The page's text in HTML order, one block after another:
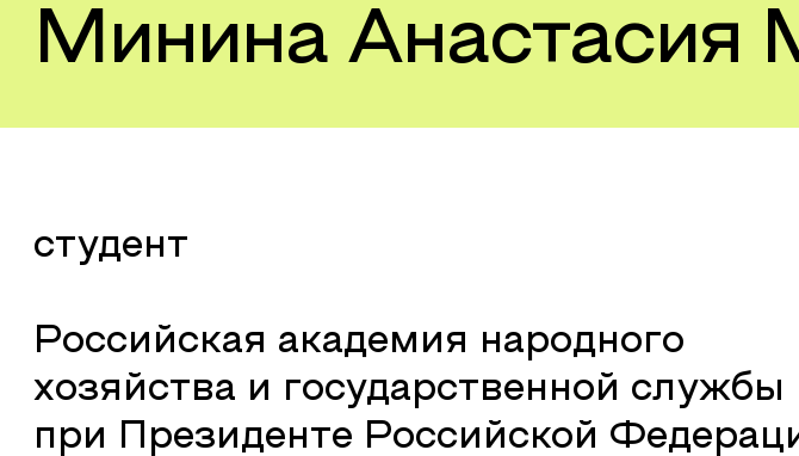
Минина Анастасия
студент
Российская академия народного
хозяйства и государственной службы
при Президенте Российской